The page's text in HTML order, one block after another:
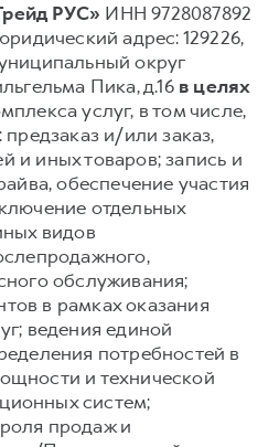
РУС» ИНН 9728087892
адрес: 129226,
округ
Пика, д.16 в целях
услуг, в том числе,
и/или заказ,
и иных товаров; запись и
обеспечение участия
отдельных
видов
обслуживания;
в рамках оказания
ведения единой
потребностей в
и технической
систем;
продаж и